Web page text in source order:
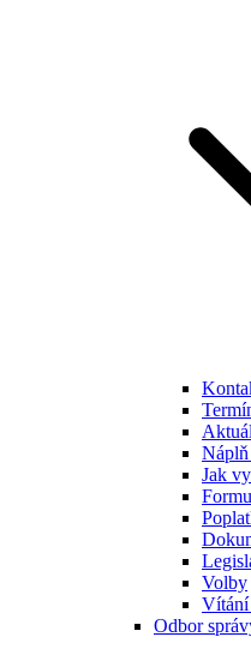
Jak
Volby
Vítání
Odbor